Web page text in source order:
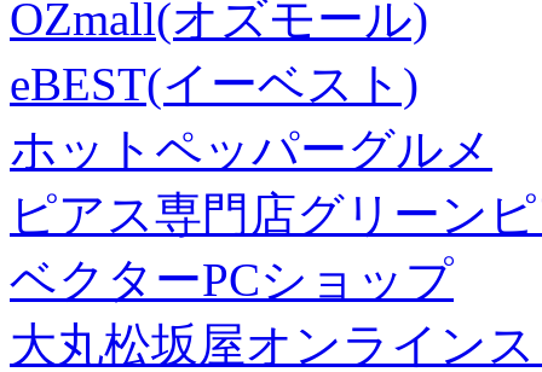
OZmall(オズモール)
eBEST(イーベスト)
ホットペッパーグルメ
ピアス専門店グリーン
ベクターPCショップ
大丸松坂屋オンライン